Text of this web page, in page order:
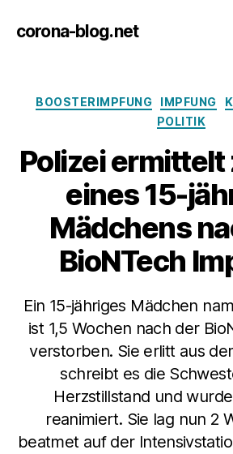
corona-blog.net
BOOSTERIMPFUNG IMPFUNG
POLITIK
Polizei ermittelt
eines 15-
Mädchens
BioNTech
Ein 15-jähriges Mädchen
ist 1,5 Wochen nach der
verstorben. Sie erlitt aus
schreibt es die
Herzstillstand und
reanimiert. Sie lag nun 2
beatmet auf der